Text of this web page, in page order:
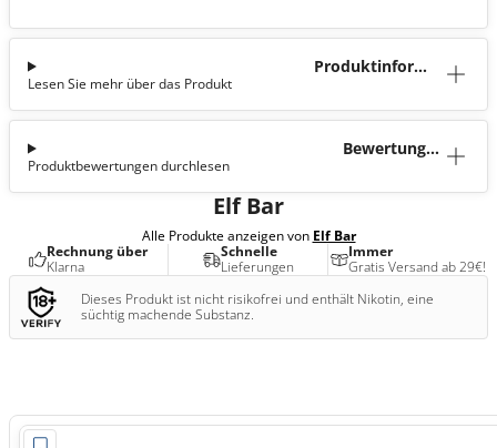
Produktinforma
Lesen Sie mehr über das Produkt
Bewertunge
Produktbewertungen durchlesen
Elf Bar
Alle Produkte anzeigen von Elf Bar
Rechnung über
Klarna
Schnelle
Lieferungen
Immer
Gratis Versand ab 29€!
Dieses Produkt ist nicht risikofrei und enthält Nikotin, eine
süchtig machende Substanz.